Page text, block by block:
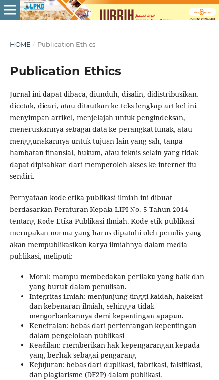
HOME / Publication Ethics
Publication Ethics
Jurnal ini dapat dibaca, diunduh, disalin, didistribusikan,
dicetak, dicari, atau ditautkan ke teks lengkap artikel ini,
menyimpan artikel, menjelajah untuk pengindeksan,
meneruskannya sebagai data ke perangkat lunak, atau
menggunakannya untuk tujuan lain yang sah, tanpa
hambatan finansial, hukum, atau teknis selain yang tidak
dapat dipisahkan dari memperoleh akses ke internet itu
sendiri.
Pernyataan kode etika publikasi ilmiah ini dibuat
berdasarkan Peraturan Kepala LIPI No. 5 Tahun 2014
tentang Kode Etika Publikasi Ilmiah. Kode etik publikasi
merupakan norma yang harus dipatuhi oleh penulis yang
akan mempublikasikan karya ilmiahnya dalam media
publikasi, meliputi:
Moral: mampu membedakan perilaku yang baik dan
yang buruk dalam penulisan.
Integritas ilmiah: menjunjung tinggi kaidah, hakekat
dan kebenaran ilmiah, sehingga tidak
mengorbankannya demi kepentingan apapun.
Kenetralan: bebas dari pertentangan kepentingan
dalam pengelolaan publikasi
Keadilan: memberikan hak kepengarangan kepada
yang berhak sebagai pengarang
Kejujuran: bebas dari duplikasi, fabrikasi, falsifikasi,
dan plagiarisme (DF2P) dalam publikasi.